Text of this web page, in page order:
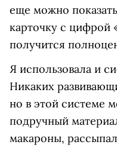
еще можно
карточку с цифрой
получится
Я использовала и
Никаких
но в этой системе
подручный
макароны,